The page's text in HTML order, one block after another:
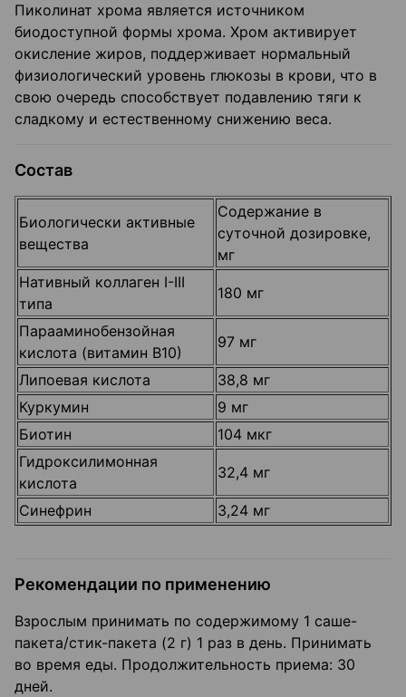
Пиколинат хрома является источником
биодоступной формы хрома. Хром активирует
окисление жиров, поддерживает нормальный
физиологический уровень глюкозы в крови, что в
свою очередь способствует подавлению тяги к
сладкому и естественному снижению веса.
Состав
Биологически активные
вещества
Содержание в
суточной дозировке,
мг
Нативный коллаген I-III
типа
180 мг
Парааминобензойная
кислота (витамин В10)
97 мг
Липоевая кислота
38,8 мг
Куркумин
9 мг
Биотин
104 мкг
Гидроксилимонная
кислота
32,4 мг
Синефрин 3,24 мг
Рекомендации по применению
Взрослым принимать по содержимому 1 саше-
пакета/стик-пакета (2 г) 1 раз в день. Принимать
во время еды. Продолжительность приема: 30
дней.